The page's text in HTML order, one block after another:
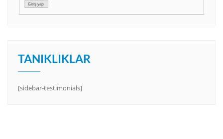
Giriş yap
TANIKLIKLAR
[sidebar-testimonials]